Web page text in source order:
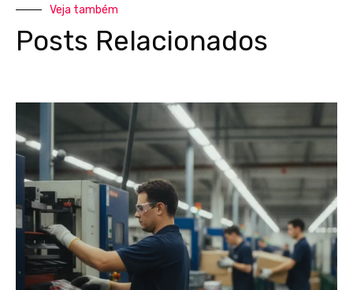
Veja também
Posts Relacionados